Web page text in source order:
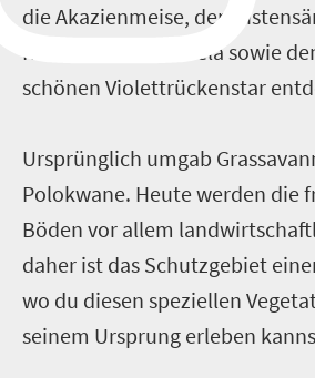
die Akazienmeise, den
Rostband Eremomela sowie
schönen Violettrückenstar
Ursprünglich umgab
Polokwane. Heute werden die
Böden vor allem
daher ist das Schutzgebiet
wo du diesen speziellen
seinem Ursprung erleben